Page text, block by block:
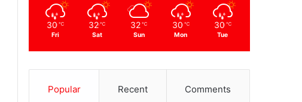
30 ℃
Fri
32 ℃
Sat
32 ℃
Sun
30 ℃
Mon
30 ℃
Tue
Popular Recent Comments